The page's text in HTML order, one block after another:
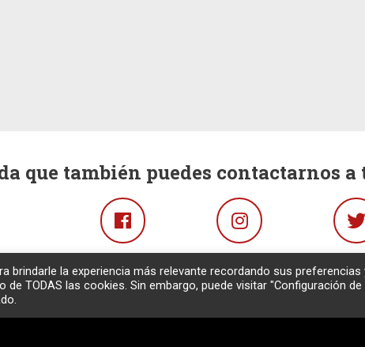
que también puedes contactarnos
Facebook Instagram
brindarle la experiencia más relevante recordando sus preferencias
TODAS las cookies. Sin embargo, puede visitar "Configuración